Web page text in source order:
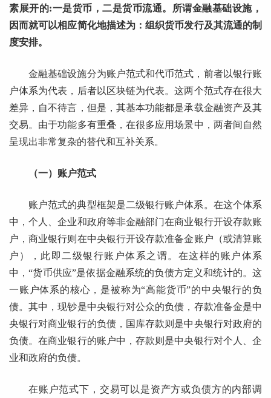
素展开的:一是货币，二是货币流通。所谓金融基础设施，
因而就可以相应简化地描述为：组织货币发行及其流通的制
度安排。
金融基础设施分为账户范式和代币范式，前者以银行账
户体系为代表，后者以区块链为代表。这两个范式存在很大
差异，自不待言，但是，其基本功能都是承载金融资产及其
交易。由于功能多有重叠，在很多应用场景中，两者间自然
呈现出非常复杂的替代和互补关系。
（一）账户范式
账户范式的典型框架是二级银行账户体系。在这个体系
中，个人、企业和政府等非金融部门在商业银行开设存款账
户，商业银行则在中央银行开设存款准备金账户（或清算账
户），此即二级银行账户体系之谓。在这样的账户体系
中，“货币供应”是依据金融系统的负债方定义和统计的。这
一账户体系的核心，是被称为“高能货币”的中央银行的负
债。其中，现钞是中央银行对公众的负债，存款准备金是中
央银行对商业银行的负债，国库存款则是中央银行对政府的
负债。在商业银行的账户中，存款则是中央银行对个人、企
业和政府的负债。
在账户范式下，交易可以是资产方或负债方的内部调